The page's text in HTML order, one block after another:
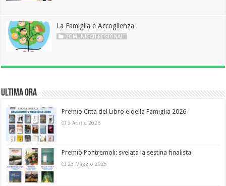
La Famiglia è Accoglienza
COMUNICATI REGIONALI
Ultima Ora
Premio Città del Libro e della Famiglia 2026
3 Aprile 2026
Premio Pontremoli: svelata la sestina finalista
23 Maggio 2025